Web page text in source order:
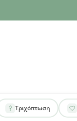
Τριχόπτωση